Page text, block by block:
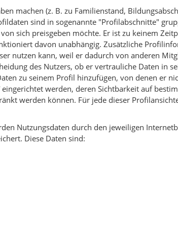
machen (z. B. zu Familienstand,
sind in sogenannte "Profilabschnitte"
sich preisgeben möchte. Er ist zu keinem
davon unabhängig. Zusätzliche
nutzen kann, weil er dadurch von anderen
des Nutzers, ob er vertrauliche Daten in
zu seinem Profil hinzufügen, von denen er
werden, deren Sichtbarkeit auf
werden können. Für jede dieser
Nutzungsdaten durch den jeweiligen
Diese Daten sind: